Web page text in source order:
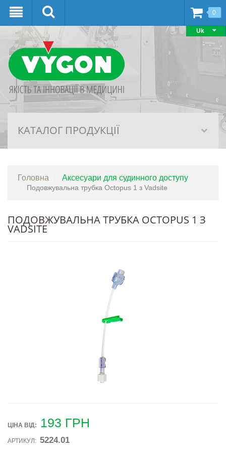
Uk
0
КАТАЛОГ ПРОДУКЦІЇ
Головна Аксесуари для судинного доступу
Подовжувальна трубка Octopus 1 з Vadsite
ПОДОВЖУВАЛЬНА ТРУБКА OCTOPUS 1 З
VADSITE
ЦІНА ВIД: 193 ГРН
АРТИКУЛ: 5224.01